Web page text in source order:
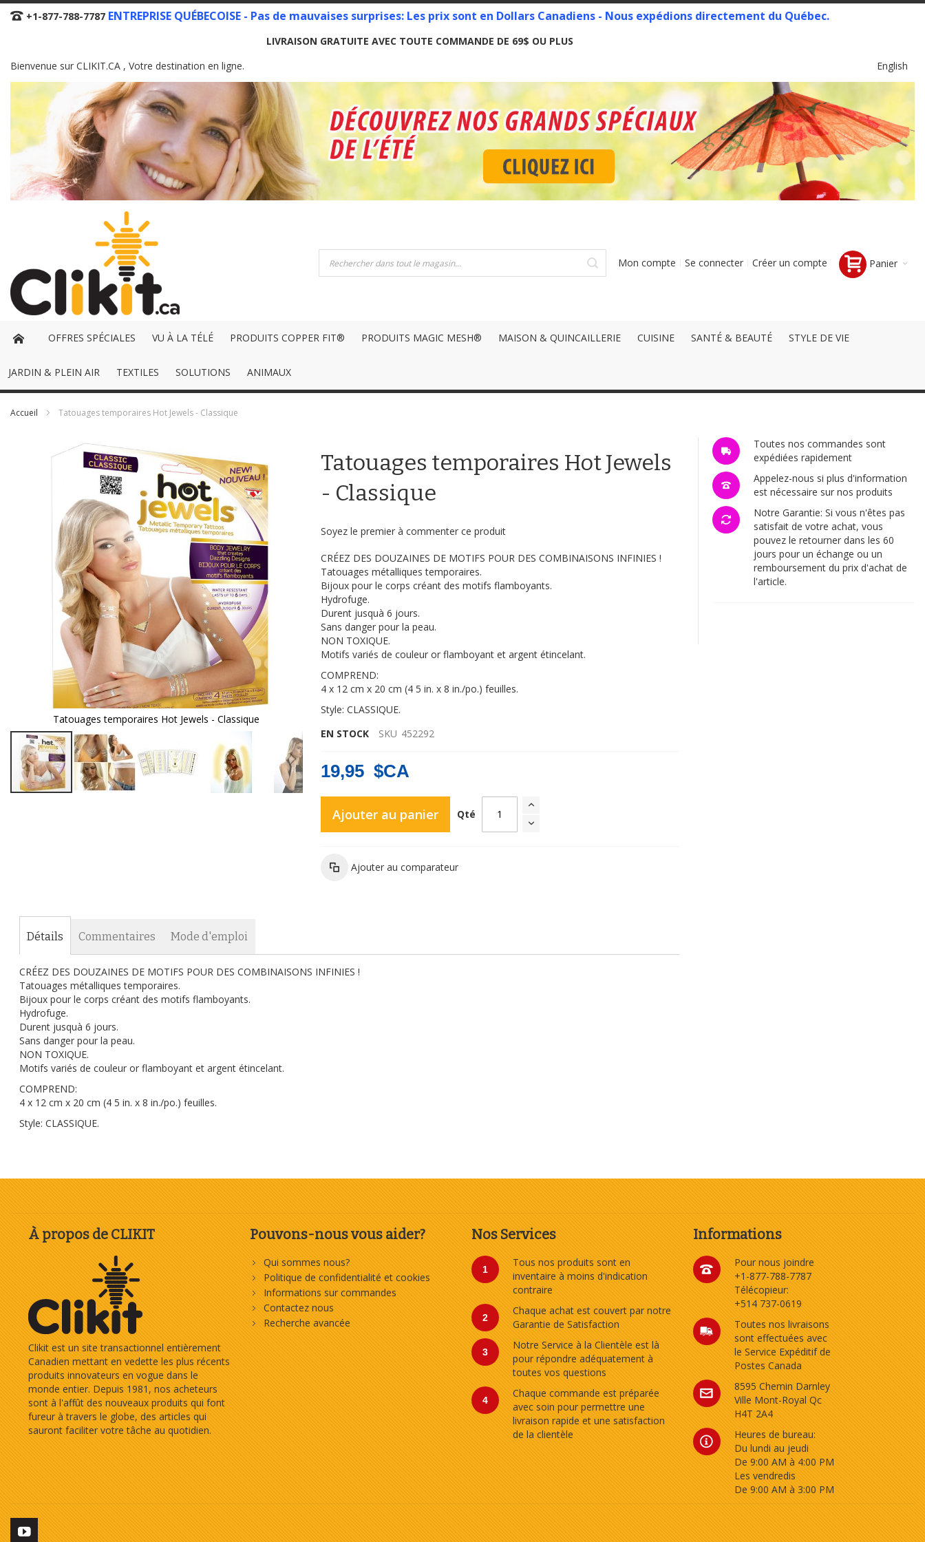
Skip
Content
+1-877-788-7787 ENTREPRISE QUÉBECOISE - Pas de mauvaises surprises: Les prix sont en Dollars Canadiens - Nous expédions directement du Québec.
LIVRAISON GRATUITE AVEC TOUTE COMMANDE DE 69$ OU PLUS
Bienvenue sur CLIKIT.CA , Votre destination en ligne.
Langue
English
Panier
Mon compte Se connecter Créer un compte
OFFRES SPÉCIALES VU À LA TÉLÉ PRODUITS COPPER FIT® PRODUITS MAGIC MESH® MAISON & QUINCAILLERIE CUISINE SANTÉ & BEAUTÉ STYLE DE VIE
JARDIN & PLEIN AIR TEXTILES SOLUTIONS ANIMAUX
Accueil Tatouages temporaires Hot Jewels - Classique
Tatouages temporaires Hot Jewels - Classique Tatouages temporaires Hot Jewels - Classique
Tatouages temporaires Hot Jewels
- Classique
Soyez le premier à commenter ce produit
CRÉEZ DES DOUZAINES DE MOTIFS POUR DES COMBINAISONS INFINIES !
Tatouages métalliques temporaires.
Bijoux pour le corps créant des motifs flamboyants.
Hydrofuge.
Durent jusquà 6 jours.
Sans danger pour la peau.
NON TOXIQUE.
Motifs variés de couleur or flamboyant et argent étincelant.
COMPREND:
4 x 12 cm x 20 cm (4 5 in. x 8 in./po.) feuilles.
Style: CLASSIQUE.
EN STOCK
SKU 452292
19,95 $CA
Qté
Ajouter au panier
Ajouter au comparateur
Toutes nos commandes sont
expédiées rapidement
Appelez-nous si plus d'information
est nécessaire sur nos produits
Notre Garantie: Si vous n'êtes pas
satisfait de votre achat, vous
pouvez le retourner dans les 60
jours pour un échange ou un
remboursement du prix d'achat de
l'article.
Détails
CRÉEZ DES DOUZAINES DE MOTIFS POUR DES COMBINAISONS INFINIES !
Tatouages métalliques temporaires.
Bijoux pour le corps créant des motifs flamboyants.
Hydrofuge.
Durent jusquà 6 jours.
Sans danger pour la peau.
NON TOXIQUE.
Motifs variés de couleur or flamboyant et argent étincelant.
COMPREND:
4 x 12 cm x 20 cm (4 5 in. x 8 in./po.) feuilles.
Style: CLASSIQUE.
Commentaires Mode d'emploi
À propos de CLIKIT
Clikit est un site transactionnel entièrement
Canadien mettant en vedette les plus récents
produits innovateurs en vogue dans le
monde entier. Depuis 1981, nos acheteurs
sont à l'affût des nouveaux produits qui font
fureur à travers le globe, des articles qui
sauront faciliter votre tâche au quotidien.
Pouvons-nous vous aider?
Qui sommes nous?
Politique de confidentialité et cookies
Informations sur commandes
Contactez nous
Recherche avancée
Nos Services
1
Tous nos produits sont en
inventaire à moins d'indication
contraire
2
Chaque achat est couvert par notre
Garantie de Satisfaction
3
Notre Service à la Clientèle est là
pour répondre adéquatement à
toutes vos questions
4
Chaque commande est préparée
avec soin pour permettre une
livraison rapide et une satisfaction
de la clientèle
Informations
Pour nous joindre
+1-877-788-7787
Télécopieur:
+514 737-0619
Toutes nos livraisons
sont effectuées avec
le Service Expéditif de
Postes Canada
8595 Chemin Darnley
Ville Mont-Royal Qc
H4T 2A4
Heures de bureau:
Du lundi au jeudi
De 9:00 AM à 4:00 PM
Les vendredis
De 9:00 AM à 3:00 PM